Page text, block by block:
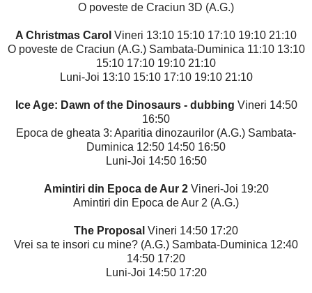
O poveste de Craciun 3D (A.G.)
A Christmas Carol Vineri 13:10 15:10 17:10 19:10 21:10
O poveste de Craciun (A.G.) Sambata-Duminica 11:10 13:10
15:10 17:10 19:10 21:10
Luni-Joi 13:10 15:10 17:10 19:10 21:10
Ice Age: Dawn of the Dinosaurs - dubbing Vineri 14:50
16:50
Epoca de gheata 3: Aparitia dinozaurilor (A.G.) Sambata-
Duminica 12:50 14:50 16:50
Luni-Joi 14:50 16:50
Amintiri din Epoca de Aur 2Vineri-Joi 19:20
Amintiri din Epoca de Aur 2 (A.G.)
The Proposal Vineri 14:50 17:20
Vrei sa te insori cu mine? (A.G.) Sambata-Duminica 12:40
14:50 17:20
Luni-Joi 14:50 17:20